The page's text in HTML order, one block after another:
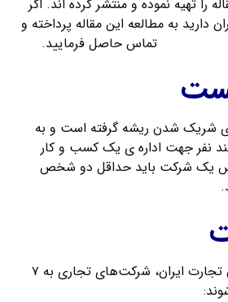
را تهیه نموده و منتشر کرده اند. اگر
به مطالعه این مقاله پرداخته و
تماس حاصل فرمایید.
ی شریک شدن ریشه گرفته است و به
نفر جهت اداره ی یک کسب و کار
یک شرکت باید حداقل دو شخص
بر اساس ماده ۲۰ قانون تجارت ایران، شرکت‌های تجاری به ۷